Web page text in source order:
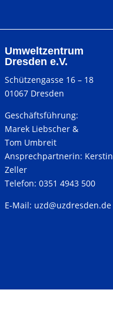
Umweltzentrum
Dresden e.V.
Schützengasse 16 – 18
01067 Dresden
Geschäftsführung:
Marek Liebscher &
Tom Umbreit
Ansprechpartnerin: Kerstin
Zeller
Telefon: 0351 4943 500
E-Mail: uzd@uzdresden.de